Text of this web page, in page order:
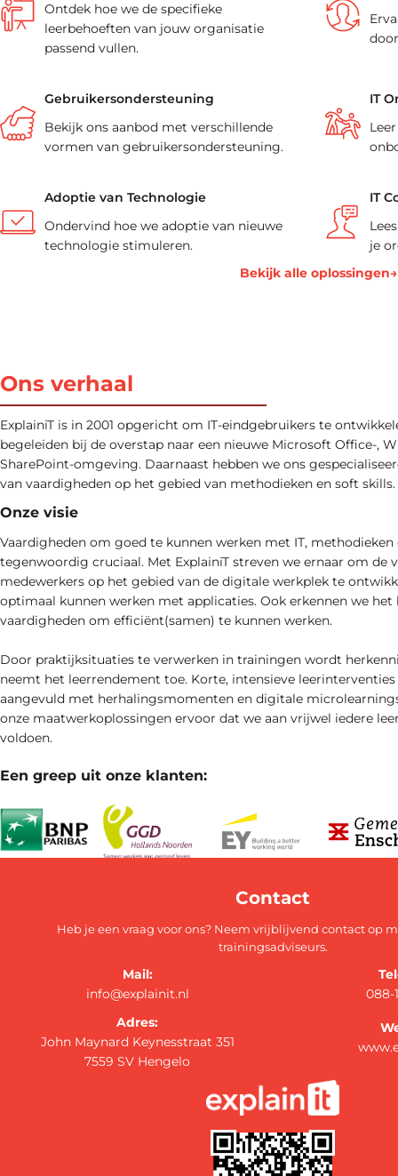
Ontdek hoe we de specifieke
leerbehoeften van jouw organisatie
passend vullen.
Gebruikersondersteuning
Bekijk ons aanbod met verschillende
vormen van gebruikersondersteuning.
IT
Adoptie van Technologie
Ondervind hoe we adoptie van nieuwe
technologie stimuleren.
IT
je
Bekijk alle oplossingen→
Ons verhaal
ExplainiT is in 2001 opgericht om IT-eindgebruikers te
begeleiden bij de overstap naar een nieuwe Microsoft Office-,
SharePoint-omgeving. Daarnaast hebben we ons
van vaardigheden op het gebied van methodieken en soft skills.
Onze visie
Vaardigheden om goed te kunnen werken met IT, methodieken
tegenwoordig cruciaal. Met ExplainiT streven we ernaar om de
medewerkers op het gebied van de digitale werkplek te
optimaal kunnen werken met applicaties. Ook erkennen we het
vaardigheden om efficiënt(samen) te kunnen werken.
Door praktijksituaties te verwerken in trainingen wordt
neemt het leerrendement toe. Korte, intensieve leerinterventies
aangevuld met herhalingsmomenten en digitale
onze maatwerkoplossingen ervoor dat we aan vrijwel iedere
voldoen.
Een greep uit onze klanten:
Contact
Heb je een vraag voor ons? Neem vrijblijvend contact op
trainingsadviseurs.
Mail:
info@explainit.nl
088-
Adres:
John Maynard Keynesstraat 351
7559 SV Hengelo